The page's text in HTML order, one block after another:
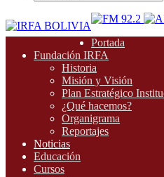
Portada
Fundación IRFA
Historia
Misión y Visión
Plan Estratégico
¿Qué hacemos?
Organigrama
Reportajes
Noticias
Educación
Cursos